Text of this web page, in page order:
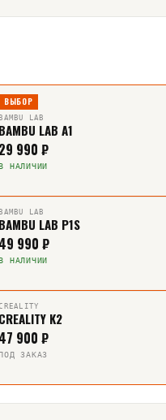
ВЫБОР
BAMBU LAB
BAMBU LAB A1
29 990 ₽
НАЛИЧИИ
BAMBU LAB
BAMBU LAB P1S
49 990 ₽
НАЛИЧИИ
CREALITY K2
47 900 ₽
ЗАКАЗ